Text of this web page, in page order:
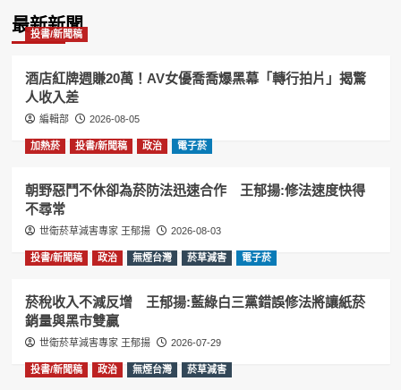
最新新聞
投書/新聞稿
酒店紅牌週賺20萬！AV女優喬喬爆黑幕「轉行拍片」揭驚
人收入差
編輯部 2026-08-05
加熱菸 投書/新聞稿 政治 電子菸
朝野惡鬥不休卻為菸防法迅速合作 王郁揚:修法速度快得
不尋常
世衛菸草減害專家 王郁揚 2026-08-03
投書/新聞稿 政治 無煙台灣 菸草減害 電子菸
菸稅收入不減反增 王郁揚:藍綠白三黨錯誤修法將讓紙菸
銷量與黑市雙贏
世衛菸草減害專家 王郁揚 2026-07-29
投書/新聞稿 政治 無煙台灣 菸草減害